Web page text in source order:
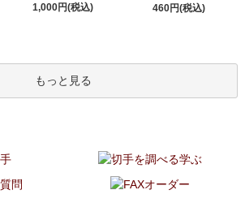
1,000円(税込)
460円(税込)
もっと見る